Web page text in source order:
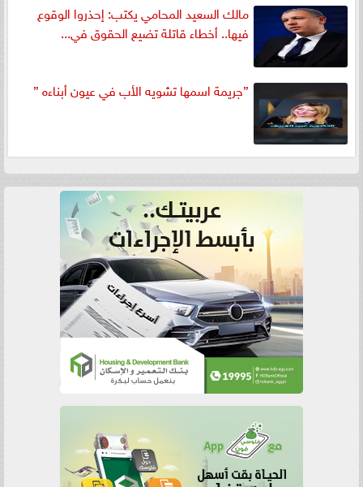
مالك السعيد المحامي يكتب: إحذروا الوقوع
فيها.. أخطاء قاتلة تضيع الحقوق في...
”جريمة اسمها تشويه الأب في عيون أبناءه ”